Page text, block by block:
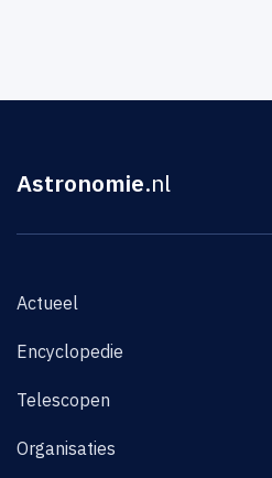
Astronomie.nl
Actueel
Encyclopedie
Telescopen
Organisaties